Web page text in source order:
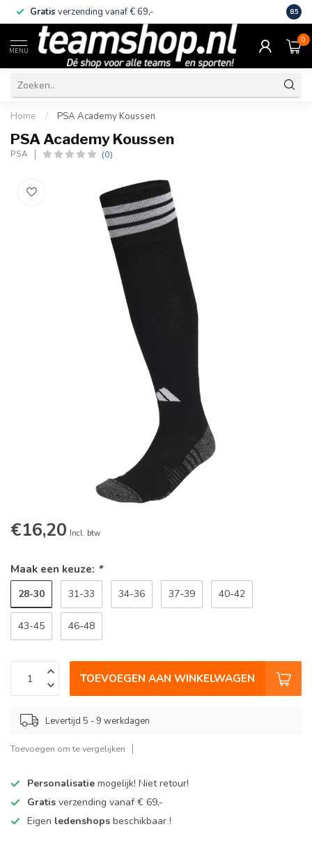
Gratis verzending vanaf € 69,- Eigen
8.5
MENU
0
Home / PSA Academy Koussen
PSA Academy Koussen
PSA (0)
€16,20 Incl. btw
Maak een keuze: *
28-30 31-33 34-36 37-39 40-42
43-45 46-48
TOEVOEGEN AAN WINKELWAGEN
Levertijd 5 - 9 werkdagen
Toevoegen om te vergelijken
Personalisatie mogelijk! Niet retour!
Gratis verzending vanaf € 69,-
Eigen ledenshops beschikbaar !